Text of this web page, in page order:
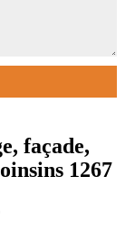
façade,
1267